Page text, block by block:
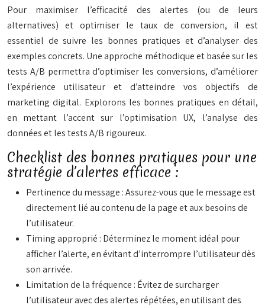
Pour maximiser l’efficacité des alertes (ou de leurs
alternatives) et optimiser le taux de conversion, il est
essentiel de suivre les bonnes pratiques et d’analyser des
exemples concrets. Une approche méthodique et basée sur les
tests A/B permettra d’optimiser les conversions, d’améliorer
l’expérience utilisateur et d’atteindre vos objectifs de
marketing digital. Explorons les bonnes pratiques en détail,
en mettant l’accent sur l’optimisation UX, l’analyse des
données et les tests A/B rigoureux.
Checklist des bonnes pratiques pour une
stratégie d’alertes efficace :
Pertinence du message : Assurez-vous que le message est
directement lié au contenu de la page et aux besoins de
l’utilisateur.
Timing approprié : Déterminez le moment idéal pour
afficher l’alerte, en évitant d’interrompre l’utilisateur dès
son arrivée.
Limitation de la fréquence : Évitez de surcharger
l’utilisateur avec des alertes répétées, en utilisant des